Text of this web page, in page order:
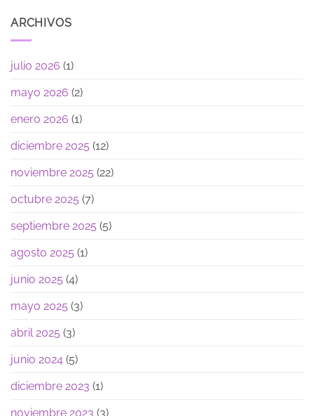
ARCHIVOS
julio 2026 (1)
mayo 2026 (2)
enero 2026 (1)
diciembre 2025 (12)
noviembre 2025 (22)
octubre 2025 (7)
septiembre 2025 (5)
agosto 2025 (1)
junio 2025 (4)
mayo 2025 (3)
abril 2025 (3)
junio 2024 (5)
diciembre 2023 (1)
noviembre 2023 (3)